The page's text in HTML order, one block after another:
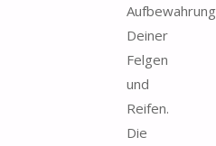
Aufbewahrung
Deiner
Felgen
und
Reifen.
Die